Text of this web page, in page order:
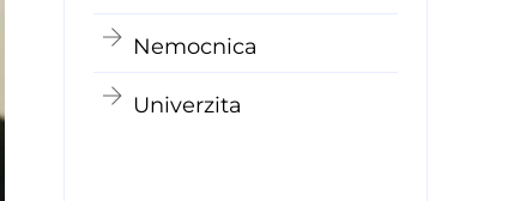
Nemocnica
Univerzita